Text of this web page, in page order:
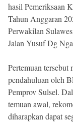
hasil Pemeriksaan
Tahun Anggaran
Perwakilan
Jalan Yusuf Dg
Pertemuan tersebut
pendahuluan oleh
Pemprov Sulsel.
temuan awal,
diharapkan dapat